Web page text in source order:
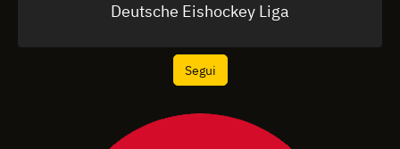
Deutsche Eishockey Liga
Segui